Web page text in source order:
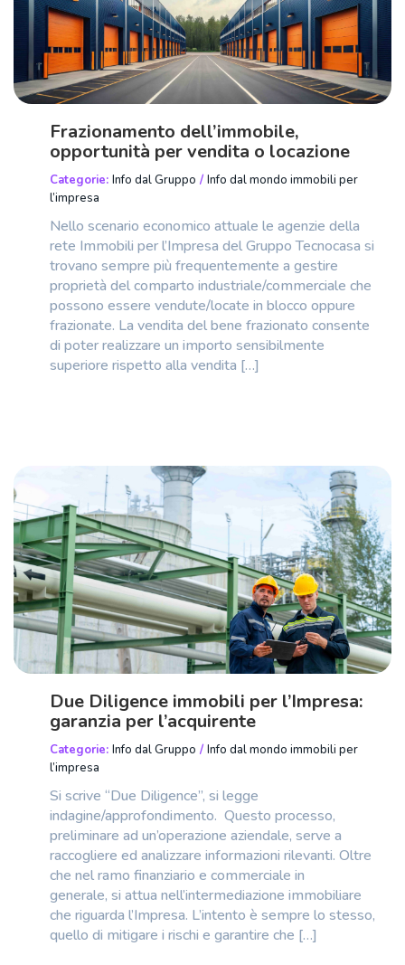
Frazionamento dell’immobile,
opportunità per vendita o locazione
Categorie: Info dal Gruppo / Info dal mondo immobili per
l’impresa
Nello scenario economico attuale le agenzie della
rete Immobili per l’Impresa del Gruppo Tecnocasa si
trovano sempre più frequentemente a gestire
proprietà del comparto industriale/commerciale che
possono essere vendute/locate in blocco oppure
frazionate. La vendita del bene frazionato consente
di poter realizzare un importo sensibilmente
superiore rispetto alla vendita […]
Due Diligence immobili per l’Impresa:
garanzia per l’acquirente
Categorie: Info dal Gruppo / Info dal mondo immobili per
l’impresa
Si scrive “Due Diligence”, si legge
indagine/approfondimento. Questo processo,
preliminare ad un’operazione aziendale, serve a
raccogliere ed analizzare informazioni rilevanti. Oltre
che nel ramo finanziario e commerciale in
generale, si attua nell’intermediazione immobiliare
che riguarda l’Impresa. L’intento è sempre lo stesso,
quello di mitigare i rischi e garantire che […]